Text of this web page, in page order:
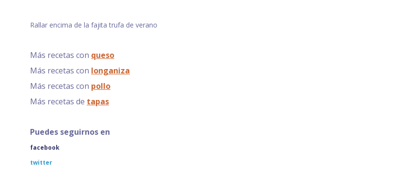
Rallar encima de la fajita trufa de verano
Más recetas con queso
Más recetas con longaniza
Más recetas con pollo
Más recetas de tapas
Puedes seguirnos en
facebook
twitter